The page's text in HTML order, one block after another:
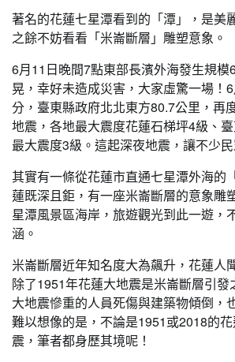
著名的花蓮七星潭看到的「潭」，是美
之餘不妨看看「米崙斷層」雕塑意象。
6月11日晚間7點東部長濱外海發生規模
晃，幸好未造成災害，大家虛驚一場！
分，臺東縣政府北北東方80.7公里，再
地震，各地最大震度花蓮石梯坪4級、
最大震度3級。這起深夜地震，讓不少民
其實有一條從花蓮市直通七星潭外海的
蓮既深且鉅，有一座米崙斷層的意象雕
星潭風景區海岸，旅遊觀光到此一遊，
涵。
米崙斷層近年知名度大為飆升，花蓮人
除了1951年花蓮大地震是米崙斷層引
大地震慘重的人員死傷與建築物傾倒，
難以想像的是，不論是1951或2018的
震，筆者都身歷其境呢！